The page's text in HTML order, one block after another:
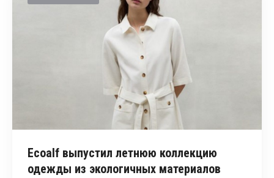
Ecoalf выпустил летнюю коллекцию
одежды из экологичных материалов